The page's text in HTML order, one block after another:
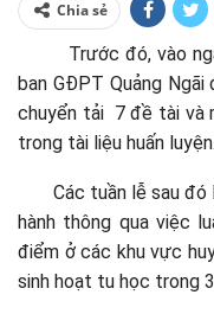
Chia sẻ
Trước đó, vào
ban GĐPT Quảng
chuyển tải 7 đề tài và
trong tài liệu huấn luyện.
Các tuần lễ sau đó
hành thông qua việc
điểm ở các khu vực
sinh hoạt tu học trong